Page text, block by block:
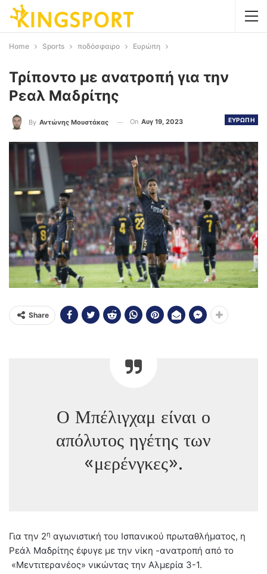
Home Sports ποδόσφαιρο Ευρώπη
Τρίποντο με ανατροπή για την
Ρεαλ Μαδρίτης
ΕΥΡΩΠΗ
By Αντώνης Μουστάκας On Αυγ 19, 2023
Share
Ο Μπέλιγχαμ είναι ο
απόλυτος ηγέτης των
«μερένγκες».
Για την 2η αγωνιστική του Ισπανικού πρωταθλήματος, η
Ρεάλ Μαδρίτης έφυγε με την νίκη -ανατροπή από το
«Μεντιτερανέος» νικώντας την Αλμερία 3-1.